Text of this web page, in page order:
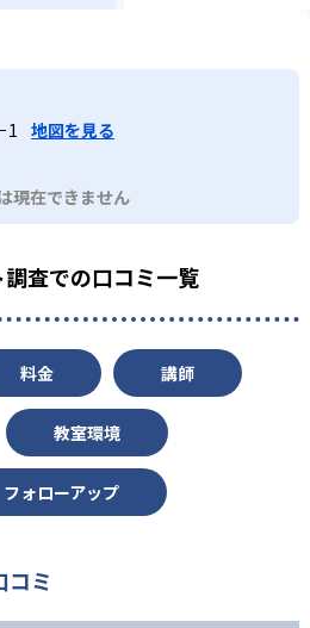
1 地図を見る
現在できません
査での口コミ一覧
料金 講師
教室環境
フォローアップ
コミ